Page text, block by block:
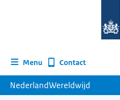
homepage
Menu Contact
NederlandWereldwijd